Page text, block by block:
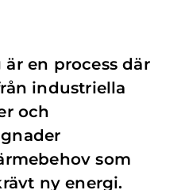
en process där
industriella
och
som
ny energi.